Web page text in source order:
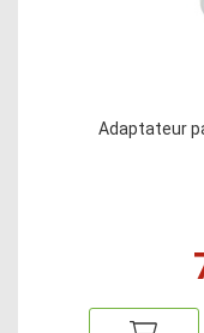
Adaptateur